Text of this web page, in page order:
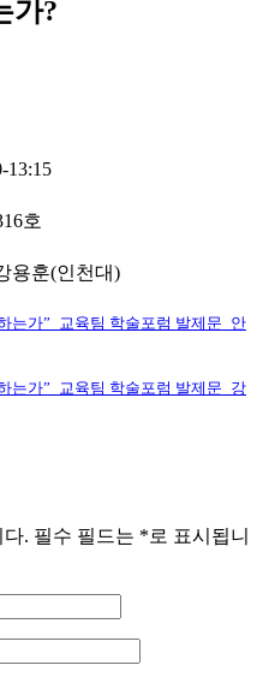
가?
13:15
호
용훈(인천대)
는가”_교육팀 학술포럼 발제문_안
는가”_교육팀 학술포럼 발제문_강
. 필수 필드는 *로 표시됩니